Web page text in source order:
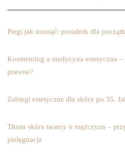
Piegi jak usunąć: poradnik dla
Kosmetolog a medycyna estetyczna
prawne?
Zabiegi estetyczne dla skóry po 35.
Tłusta skóra twarzy u mężczyzn –
pielęgnacja